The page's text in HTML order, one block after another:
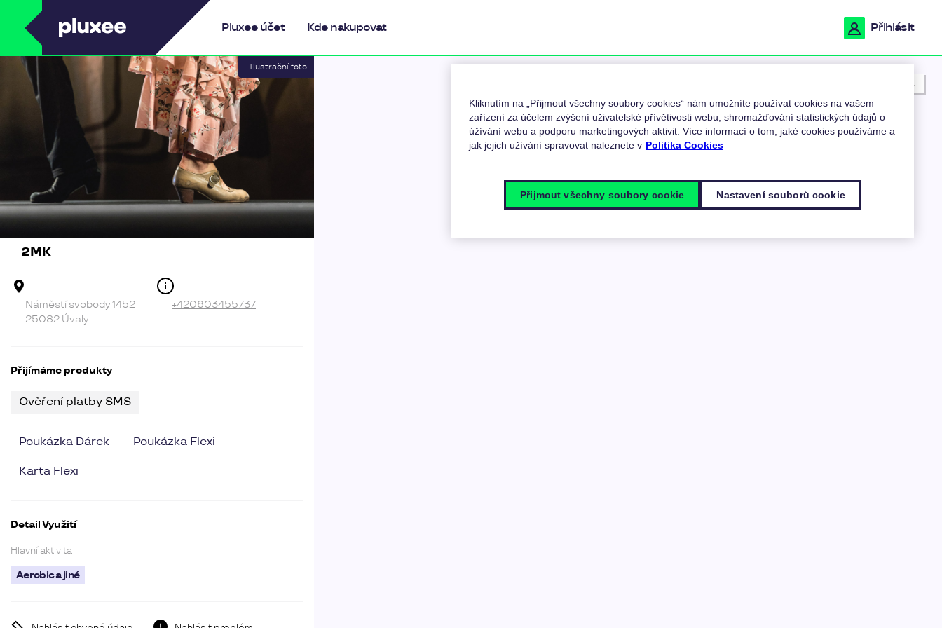
PluxeePluxee účet Kde nakupovat Přihlásit
Moje poloha
2MK
Náměstí svobody 1452
25082 Úvaly
+420603455737
Přijímáme produkty
Ověření platby SMS
Poukázka Dárek Poukázka Flexi
Karta Flexi
Detail Využití
Hlavní aktivita
Aerobic a jiné
Kliknutím na „Přijmout všechny soubory cookies“ nám umožníte používat cookies na vašem
zařízení za účelem zvýšení uživatelské přívětivosti webu, shromažďování statistických údajů o
úžívání webu a podporu marketingových aktivit. Více informací o tom, jaké cookies používáme a
jak jejich užívání spravovat naleznete v Politika Cookies
Nastavení souborů cookie
Přijmout všechny soubory cookie